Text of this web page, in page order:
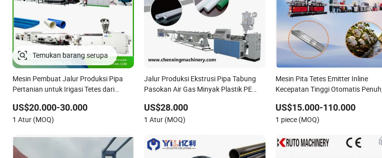
Mesin Pembuat Jalur Produksi Pipa
Pertanian untuk Irigasi Tetes dari
Selang Kebun Korrugasi
US$20.000-30.000
1 Atur (MOQ)
Jalur Produksi Ekstrusi Pipa Tabung
Pasokan Air Gas Minyak Plastik PE
Irigasi Tetes Pertanian Extruder Sekrup
Tunggal
US$28.000
1 Atur (MOQ)
Mesin Pita Tetes Emitter Inline
Kecepatan Tinggi Otomatis Penuh,
Anti Tersumbat yang Sangat Baik
US$15.000-110.000
1 piece (MOQ)